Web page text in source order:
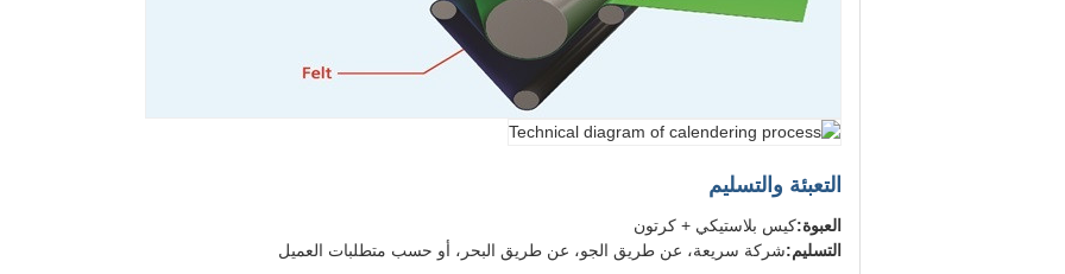
التعبئة والتسليم
العبوة:كيس بلاستيكي + كرتون
التسليم:شركة سريعة، عن طريق الجو، عن طريق البحر، أو حسب متطلبات العميل